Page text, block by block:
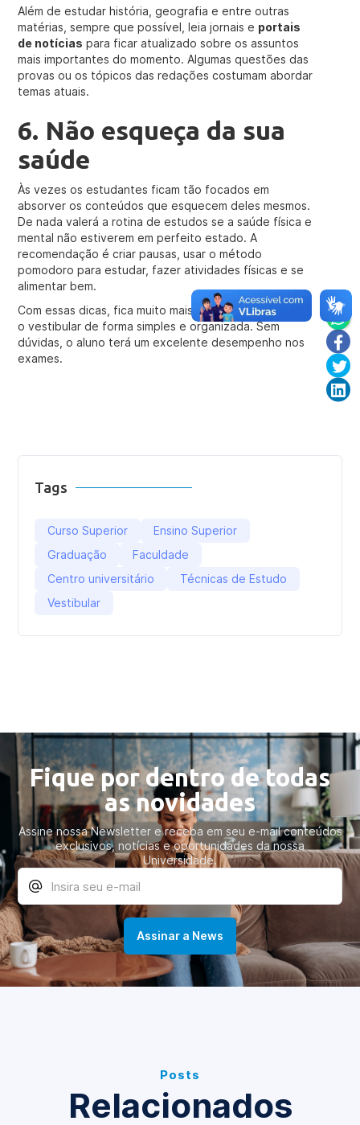
Além de estudar história, geografia e entre outras
matérias, sempre que possível, leia jornais e portais
de notícias para ficar atualizado sobre os assuntos
mais importantes do momento. Algumas questões das
provas ou os tópicos das redações costumam abordar
temas atuais.
6. Não esqueça da sua
saúde
Às vezes os estudantes ficam tão focados em
absorver os conteúdos que esquecem deles mesmos.
De nada valerá a rotina de estudos se a saúde física e
mental não estiverem em perfeito estado. A
recomendação é criar pausas, usar o método
pomodoro para estudar, fazer atividades físicas e se
alimentar bem.
Com essas dicas, fica muito mais fácil se preparar para
o vestibular de forma simples e organizada. Sem
dúvidas, o aluno terá um excelente desempenho nos
exames.
Tags
Curso Superior
Ensino Superior
Graduação
Faculdade
Centro universitário
Técnicas de Estudo
Vestibular
Fique por dentro de todas
as novidades
Assine nossa Newsletter e receba em seu e-mail conteúdos
exclusivos, notícias e oportunidades da nossa
Universidade.
Posts
Relacionados